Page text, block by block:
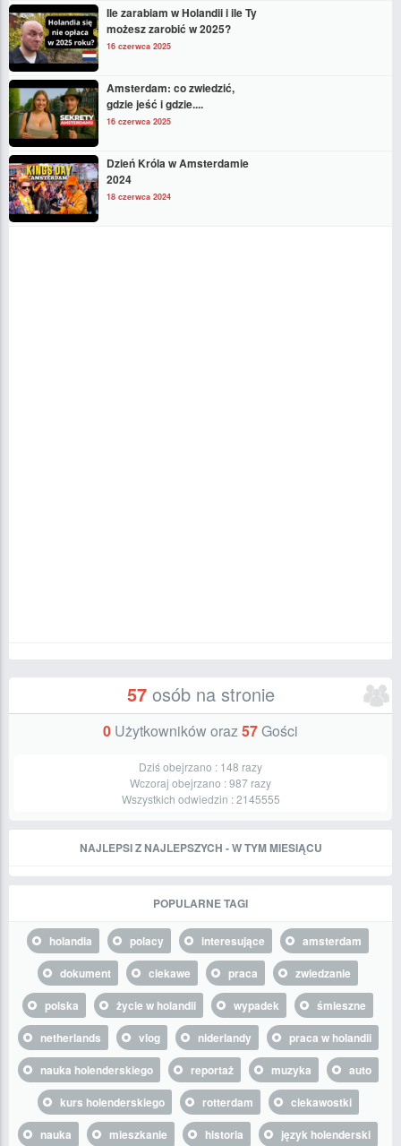
Ile zarabiam w Holandii i ile Ty
możesz zarobić w 2025?
16 czerwca 2025
Amsterdam: co zwiedzić,
gdzie jeść i gdzie....
16 czerwca 2025
Dzień Króla w Amsterdamie
2024
18 czerwca 2024
57osób na stronie
0 Użytkowników oraz 57Gości
Dziś obejrzano : 148 razy
Wczoraj obejrzano :987 razy
Wszystkich odwiedzin :2145555
NAJLEPSI Z NAJLEPSZYCH - W TYM MIESIĄCU
POPULARNE TAGI
holandia polacy interesujące
amsterdam
dokument
ciekawe praca
zwiedzanie
polska
życie w holandii wypadek
śmieszne
netherlands
vlog niderlandy
praca w holandii
nauka holenderskiego
reportaż muzyka
auto
kurs holenderskiego
rotterdam
ciekawostki
nauka
mieszkanie historia język holenderski